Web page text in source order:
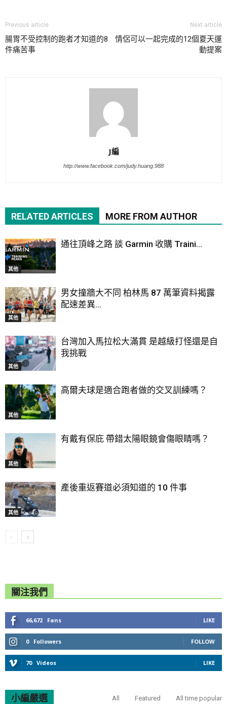
Previous article
腸胃不受控制的跑者才知道的8
件痛苦事
Next article
情侶可以一起完成的12個夏天運
動提案
J編
http://www.facebook.com/judy.huang.988
RELATED ARTICLES MORE FROM AUTHOR
其他
通往頂峰之路 談 Garmin 收購 Traini...
其他
男女撞牆大不同 柏林馬 87 萬筆資料揭露
配速差異...
其他
台灣加入馬拉松大滿貫 是越級打怪還是自
我挑戰
其他
高爾夫球是適合跑者做的交叉訓練嗎？
其他
有戴有保庇 帶錯太陽眼鏡會傷眼睛嗎？
其他
產後重返賽道必須知道的 10 件事
關注我們
66,672 Fans LIKE
0 Followers FOLLOW
70 Videos LIKE
小編嚴選 All Featured All time popular